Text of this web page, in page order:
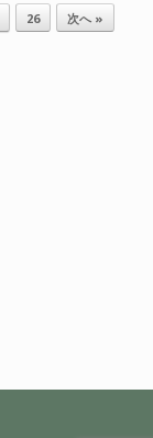
26 次へ »